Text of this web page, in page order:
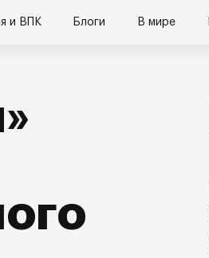
и ВПК Блоги В мире